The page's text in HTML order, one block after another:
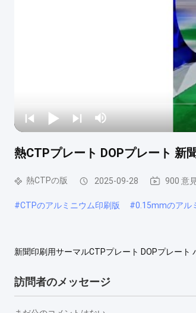
熱CTPプレート DOPプレート 新
熱CTPの版 2025-09-28 900 意見
#CTPのアルミニウム印刷版 #0.15mmのアル
新聞印刷用サーマルCTPプレート DOPプレー
ように特別に設計されており、印象的な性能を
50,000枚... もっと眺め
訪問者のメッセージ